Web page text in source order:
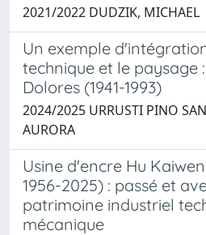
2021/2022 DUDZIK, MICHAEL
Un exemple
technique et le paysage
Dolores (1941-1993)
2024/2025 URRUSTI PINO
AURORA
Usine d'encre Hu
1956-2025) : passé et
patrimoine industriel
mécanique